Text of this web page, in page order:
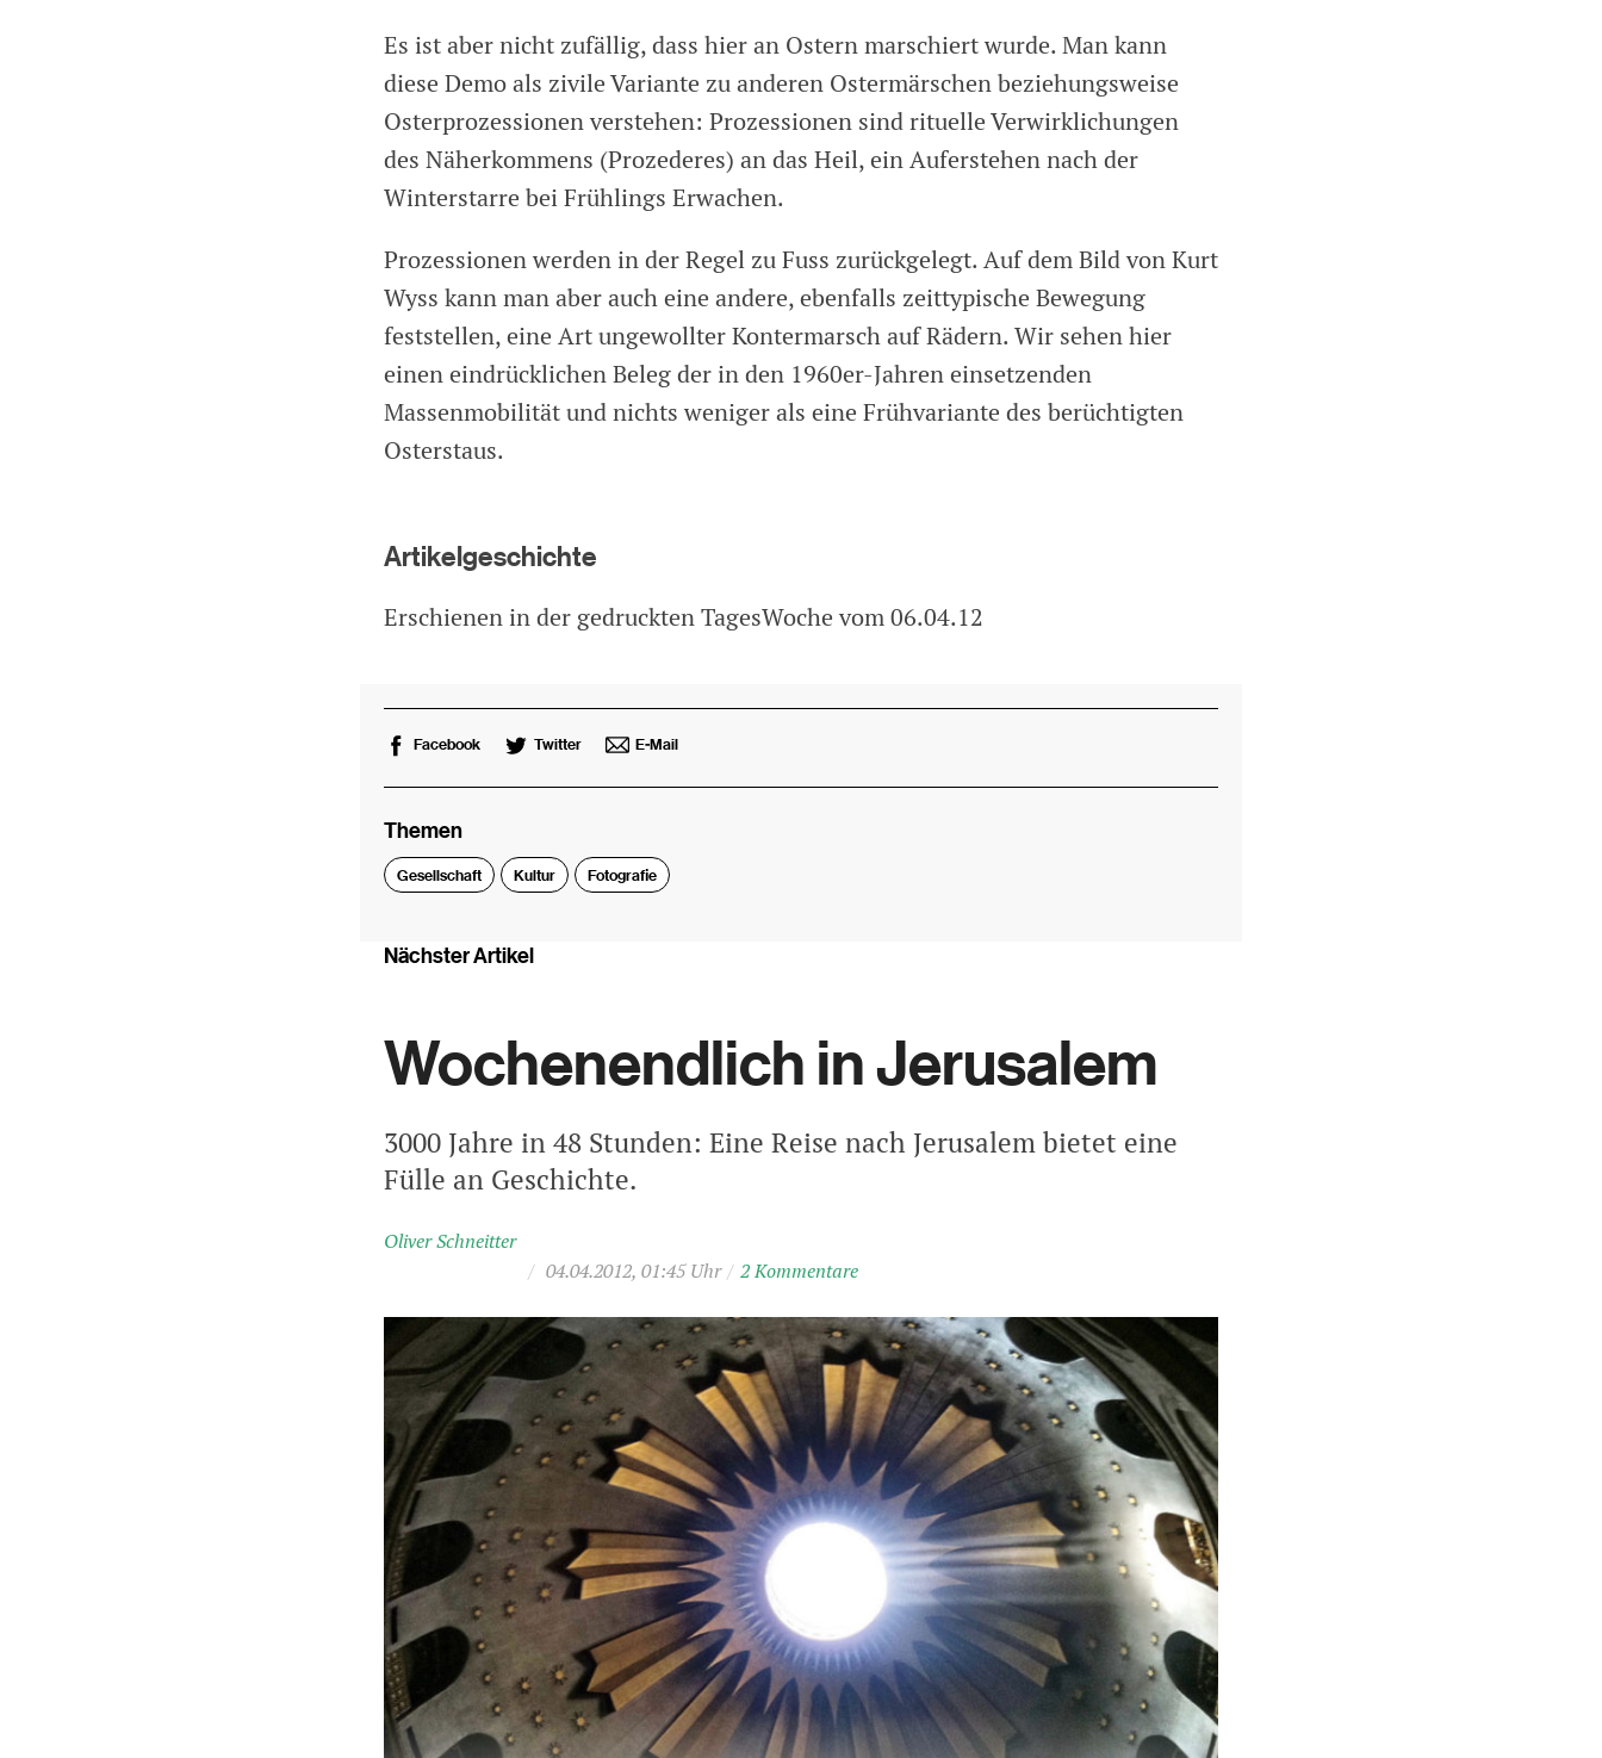
Es ist aber nicht zufällig, dass hier an Ostern marschiert wurde. Man kann
diese Demo als zivile Variante zu anderen Ostermärschen beziehungsweise
Osterprozessionen verstehen: Prozessionen sind rituelle Verwirklichungen
des Näherkommens (Prozederes) an das Heil, ein Auferstehen nach der
Winterstarre bei Frühlings Erwachen.
Prozessionen werden in der Regel zu Fuss zurückgelegt. Auf dem Bild von Kurt
Wyss kann man aber auch eine andere, ebenfalls zeittypische Bewegung
feststellen, eine Art ungewollter Kontermarsch auf Rädern. Wir sehen hier
einen eindrücklichen Beleg der in den 1960er-Jahren einsetzenden
Massenmobilität und nichts weniger als eine Frühvariante des berüchtigten
Osterstaus.
Artikelgeschichte
Erschienen in der gedruckten TagesWoche vom 06.04.12
Facebook Twitter E-Mail
Themen
Gesellschaft Kultur Fotografie
Nächster Artikel
Wochenendlich in Jerusalem
3000 Jahre in 48 Stunden: Eine Reise nach Jerusalem bietet eine
Fülle an Geschichte.
Oliver Schneitter
/ 04.04.2012, 01:45 Uhr / 2 Kommentare